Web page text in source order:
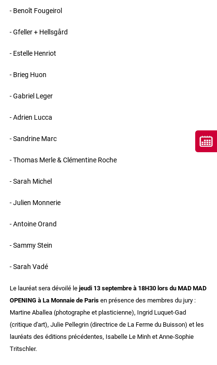
- Benoît Fougeirol
- Gfeller + Hellsgård
- Estelle Henriot
- Brieg Huon
- Gabriel Leger
- Adrien Lucca
- Sandrine Marc
- Thomas Merle & Clémentine Roche
- Sarah Michel
- Julien Monnerie
- Antoine Orand
- Sammy Stein
- Sarah Vadé
Le lauréat sera dévoilé le jeudi 13 septembre à 18H30 lors du MAD MAD
OPENING à La Monnaie de Paris en présence des membres du jury :
Martine Aballea (photographe et plasticienne), Ingrid Luquet-Gad
(critique d'art), Julie Pellegrin (directrice de La Ferme du Buisson) et les
lauréats des éditions précédentes, Isabelle Le Minh et Anne-Sophie
Tritschler.